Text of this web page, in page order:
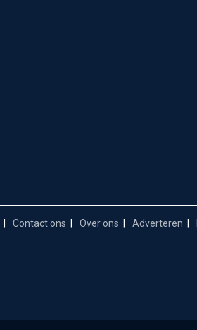
Contact ons Over ons Adverteren